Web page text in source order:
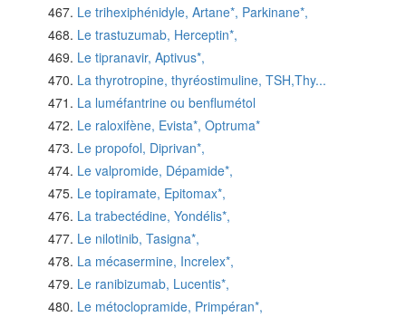
Le trihexiphénidyle, Artane*, Parkinane*,
Le trastuzumab, Herceptin*,
Le tipranavir, Aptivus*,
La thyrotropine, thyréostimuline, TSH,Thy...
La luméfantrine ou benflumétol
Le raloxifène, Evista*, Optruma*
Le propofol, Diprivan*,
Le valpromide, Dépamide*,
Le topiramate, Epitomax*,
La trabectédine, Yondélis*,
Le nilotinib, Tasigna*,
La mécasermine, Increlex*,
Le ranibizumab, Lucentis*,
Le métoclopramide, Primpéran*,